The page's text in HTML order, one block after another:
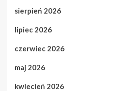
sierpień 2026
lipiec 2026
czerwiec 2026
maj 2026
kwiecień 2026